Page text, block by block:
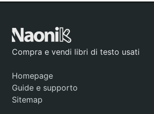
Compra e vendi libri di testo usati
Homepage
Guide e supporto
Sitemap